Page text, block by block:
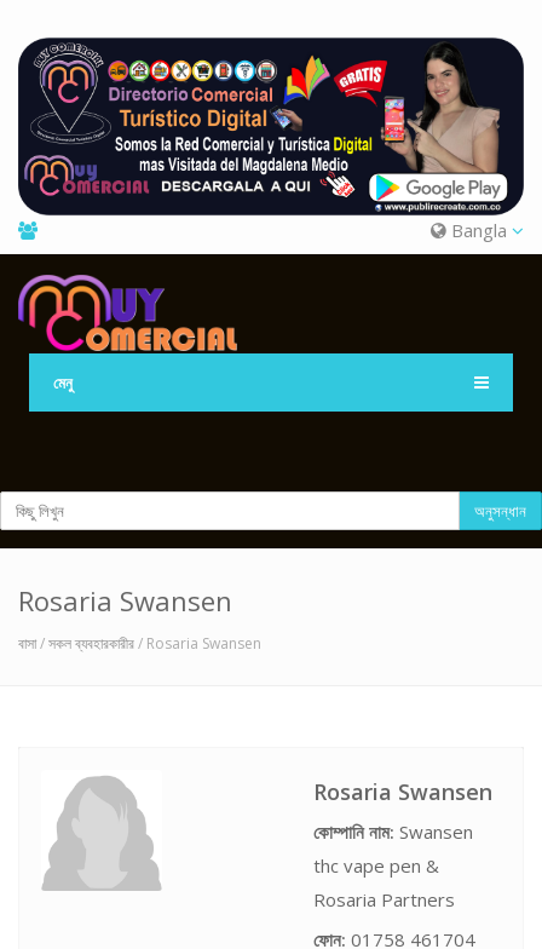
Bangla
মেনু
অনুসন্ধান
Rosaria Swansen
বাসা/সকল ব্যবহারকারীর/ Rosaria Swansen
Rosaria Swansen
কোম্পানি নাম: Swansen
thc vape pen &
Rosaria Partners
ফোন: 01758 461704